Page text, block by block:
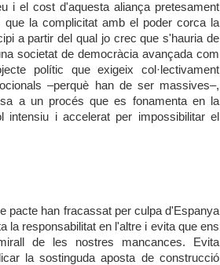
i el cost d'aquesta aliança pretesament
que la complicitat amb el poder corca la
a partir del qual jo crec que s'hauria de
societat de democràcia avançada com
polític que exigeix col·lectivament
–perquè han de ser massives–,
a un procés que es fonamenta en la
i accelerat per impossibilitar el
pacte han fracassat per culpa d'Espanya
la responsabilitat en l'altre i evita que ens
de les nostres mancances. Evita
la sostinguda aposta de construcció